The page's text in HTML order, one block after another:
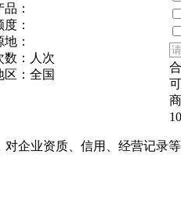
：
：
：
： 人次
： 全国
企业资质、信用、经营记录